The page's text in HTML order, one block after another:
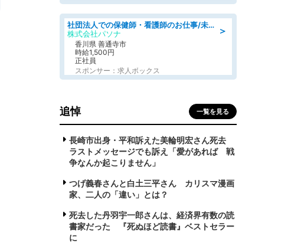
＞
社団法人での保健師・看護師のお仕事/未経験OK/要資格:普通免許、保健師、正看護師
株式会社パソナ
香川県 善通寺市
時給1,500円
正社員
スポンサー：求人ボックス
追悼 一覧を見る
長崎市出身・平和訴えた美輪明宏さん死去
ラストメッセージでも訴え「愛があれば 戦
争なんか起こりません」
つげ義春さんと白土三平さん カリスマ漫画
家、二人の「違い」とは？
死去した丹羽宇一郎さんは、経済界有数の読
書家だった 『死ぬほど読書』ベストセラー
に